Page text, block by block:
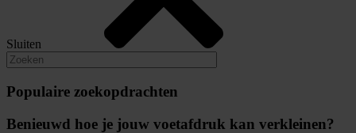
Sluiten
Populaire zoekopdrachten
Benieuwd hoe je jouw voetafdruk kan verkleinen?